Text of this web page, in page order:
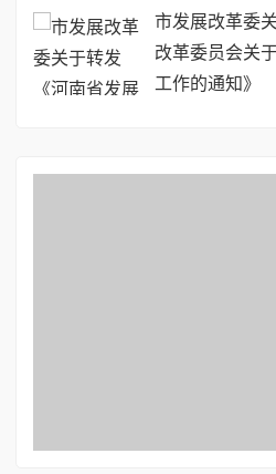
市发展改革委
改革委员会关
工作的通知》